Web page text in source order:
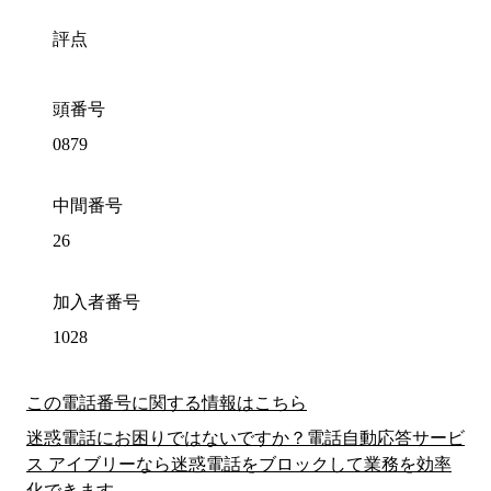
評点
頭番号
0879
中間番号
26
加入者番号
1028
この電話番号に関する情報はこちら
迷惑電話にお困りではないですか？電話自動応答サービ
ス アイブリーなら迷惑電話をブロックして業務を効率